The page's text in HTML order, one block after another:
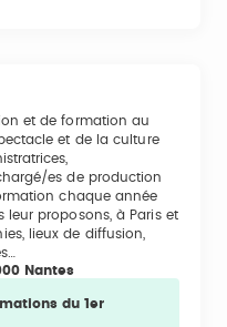
et de formation au
et de la culture
es de production
chaque année
leur proposons, à Paris et
lieux de diffusion,
Nantes
du 1er